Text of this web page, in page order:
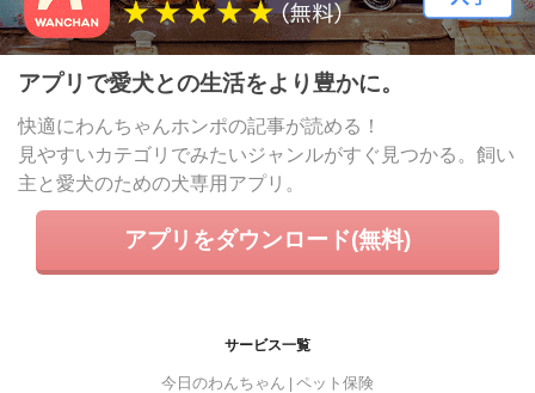
アプリで愛犬との生活をより豊かに。
快適にわんちゃんホンポの記事が読める！
見やすいカテゴリでみたいジャンルがすぐ見つかる。飼い
主と愛犬のための犬専用アプリ。
アプリをダウンロード(無料)
サービス一覧
今日のわんちゃん ペット保険